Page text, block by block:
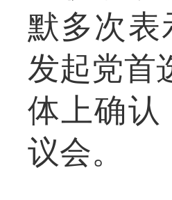
默多次表
发起党首
体上确认
议会。